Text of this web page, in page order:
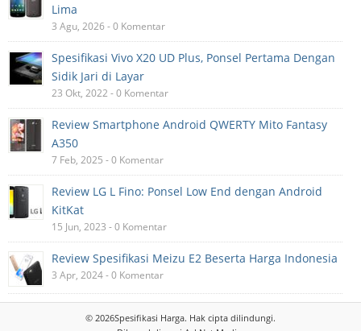
Lima
3 Agu, 2026 - 0 Komentar
Spesifikasi Vivo X20 UD Plus, Ponsel Pertama Dengan
Sidik Jari di Layar
23 Okt, 2022 - 0 Komentar
Review Smartphone Android QWERTY Mito Fantasy
A350
7 Feb, 2025 - 0 Komentar
Review LG L Fino: Ponsel Low End dengan Android
KitKat
15 Jun, 2023 - 0 Komentar
Review Spesifikasi Meizu E2 Beserta Harga Indonesia
3 Apr, 2024 - 0 Komentar
© 2026Spesifikasi Harga. Hak cipta dilindungi.